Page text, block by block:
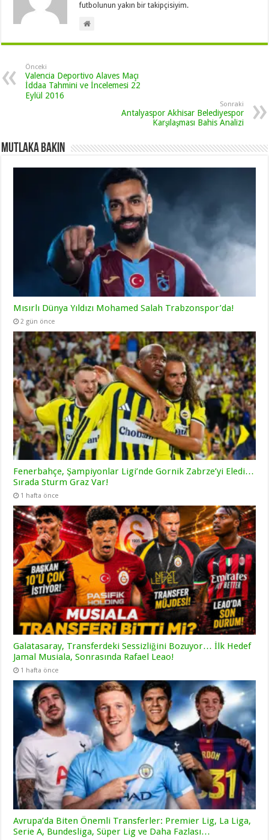
futbolunun yakın bir takipçisiyim.
Önceki
Valencia Deportivo Alaves Maçı
İddaa Tahmini ve İncelemesi 22
Eylül 2016
Sonraki
Antalyaspor Akhisar Belediyespor
Karşılaşması Bahis Analizi
Mutlaka Bakın
Mısırlı Dünya Yıldızı Mohamed Salah Trabzonspor’da!
2 gün önce
Fenerbahçe, Şampiyonlar Ligi’nde Gornik Zabrze’yi Eledi…
Sırada Sturm Graz Var!
1 hafta önce
Galatasaray, Transferdeki Sessizliğini Bozuyor… İlk Hedef
Jamal Musiala, Sonrasında Rafael Leao!
1 hafta önce
Avrupa’da Biten Önemli Transferler: Premier Lig, La Liga,
Serie A, Bundesliga, Süper Lig ve Daha Fazlası…